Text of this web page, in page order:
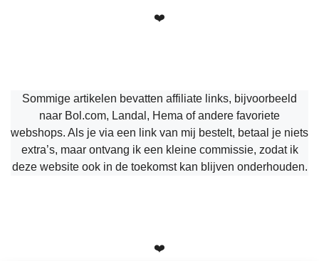
❤️
Sommige artikelen bevatten affiliate links, bijvoorbeeld
naar Bol.com, Landal, Hema of andere favoriete
webshops. Als je via een link van mij bestelt, betaal je niets
extra’s, maar ontvang ik een kleine commissie, zodat ik
deze website ook in de toekomst kan blijven onderhouden.
❤️